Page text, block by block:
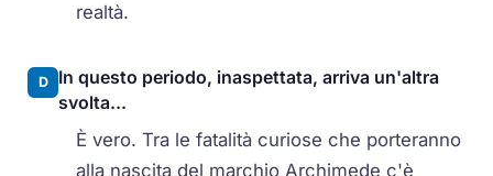
realtà.
D
In questo periodo, inaspettata, arriva un'altra
svolta...
È vero. Tra le fatalità curiose che porteranno
alla nascita del marchio Archimede c'è